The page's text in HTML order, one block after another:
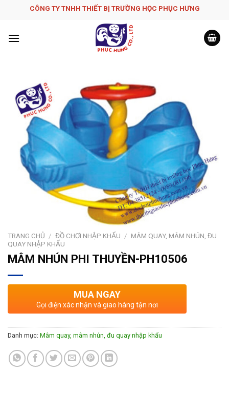
CÔNG TY TNHH THIẾT BỊ TRƯỜNG HỌC PHỤC H­ƯNG
TRANG CHỦ / ĐỒ CHƠI NHẬP KHẨU / MÂM QUAY, MÂM NHÚN, ĐU
QUAY NHẬP KHẨU
MÂM NHÚN PHI THUYỀN-PH10506
MUA NGAY
Gọi điện xác nhận và giao hàng tận nơi
Danh mục: Mâm quay, mâm nhún, đu quay nhập khẩu